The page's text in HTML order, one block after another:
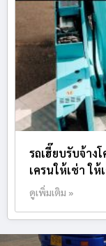
รถเฮี๊ยบรับจ้าง
เครนให้เช่า ให้
ดูเพิ่มเติม »